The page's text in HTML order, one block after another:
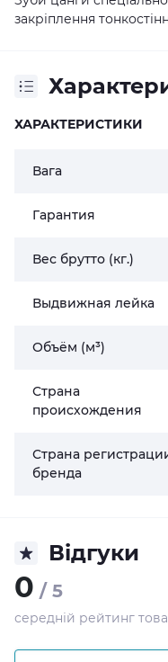
закріплення
ХАРАКТЕРИСТИКИ
Вага
Гарантия
Вес брутто (кг.)
Выдвижная лейка
Объём (м³)
Страна
происхождения
Страна
бренда
Відгуки
0 / 5
середній рейтинг